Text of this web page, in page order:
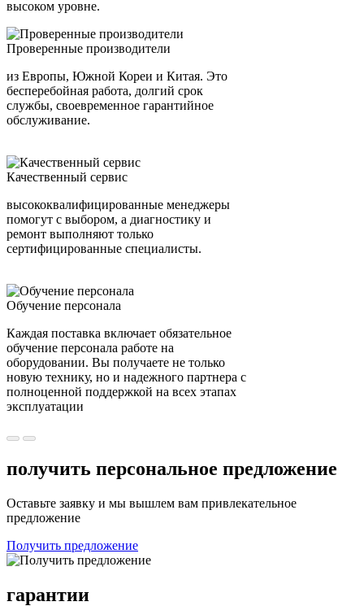
высоком уровне.
Проверенные производители
из Европы, Южной Кореи и Китая. Это
бесперебойная работа, долгий срок
службы, своевременное гарантийное
обслуживание.
Качественный сервис
высококвалифицированные менеджеры
помогут с выбором, а диагностику и
ремонт выполняют только
сертифицированные специалисты.
Обучение персонала
Каждая поставка включает обязательное
обучение персонала работе на
оборудовании. Вы получаете не только
новую технику, но и надежного партнера с
полноценной поддержкой на всех этапах
эксплуатации
получить персональное предложение
Оставьте заявку и мы вышлем вам привлекательное
предложение
Получить предложение
гарантии